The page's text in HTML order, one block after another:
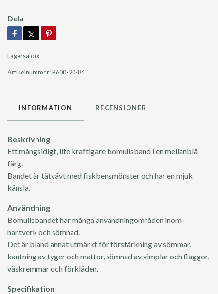
Dela
Lagersaldo:
Artikelnummer:B600-20-84
INFORMATION RECENSIONER
Beskrivning
Ett mångsidigt, lite kraftigare bomullsband i en mellanblå
färg.
Bandet är tätvävt med fiskbensmönster och har en mjuk
känsla.
Användning
Bomullsbandet har många användningområden inom
hantverk och sömnad.
Det är bland annat utmärkt för förstärkning av sömmar,
kantning av tyger och mattor, sömnad av vimplar och flaggor,
väskremmar och förkläden.
Specifikation